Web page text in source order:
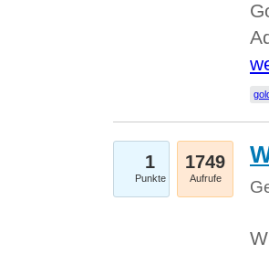
1
Punkte
1749
Aufrufe